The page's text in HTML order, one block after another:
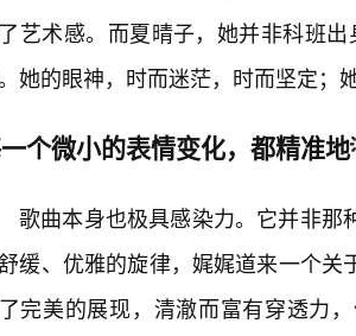
艺术感。而夏晴子，她并非科班
她的眼神，时而迷茫，时而坚定；
个微小的表情变化，都精准
歌曲本身也极具感染力。它并非那
缓、优雅的旋律，娓娓道来一个
完美的展现，清澈而富有穿透力